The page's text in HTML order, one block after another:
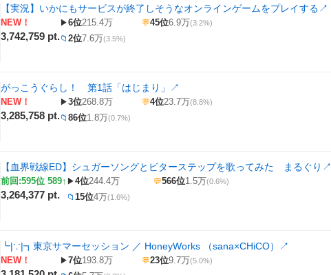
【実況】いかにもサービスが終了しそうなオンラインゲームをプレイする↗
NEW！
3,742,759 pt.
▶6位215.4万 💬45位6.9万(3.2%)
📁 2位7.6万(3.5%)
がっこうぐらし！ 第1話「はじまり」 ↗
NEW！
3,285,758 pt.
▶3位268.8万 💬4位23.7万(8.8%)
📁 86位1.8万(0.7%)
【血界戦線ED】シュガーソングとビターステップを歌ってみた まるぐり ↗
前回:595位 589↑
3,264,377 pt.
▶4位244.4万 💬566位1.5万(0.6%)
📁 15位4万(1.6%)
┗|∵|┓東京サマーセッション ／ HoneyWorks （sana×CHiCO） ↗
NEW！ ▶7位193.8万 💬23位9.7万(5.0%)